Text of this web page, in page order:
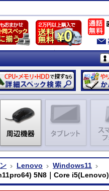
Lenovo
Windows11
5N8｜Core i5(Lenovo)